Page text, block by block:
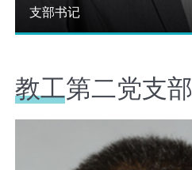
支部书记
教工第二党支部